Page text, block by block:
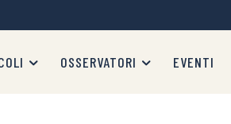
OSSERVATORI EVENTI